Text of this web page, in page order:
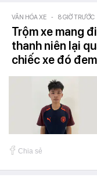
VĂN HÓA XE - 8 GIỜ TRƯỚC
Trộm xe mang
thanh niên lại
chiếc xe đó
Chia sẻ